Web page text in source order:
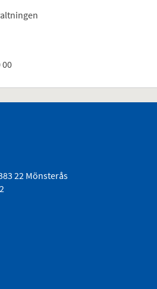
00
22 Mönsterås